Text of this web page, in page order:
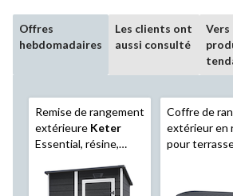
Offres
hebdomadaires
Les clients ont
aussi consulté
Vers
Remise de rangement
extérieure Keter
Essential, résine,
intempéries, 6 x 4 pi
Coffre de
extérieur en
pour